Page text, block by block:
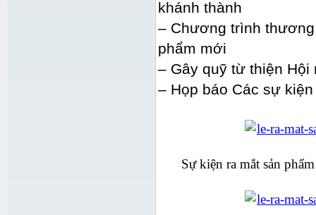
khánh thành
– Chương trình
phẩm mới
– Gây quỹ từ thiện Hội
– Họp báo Các sự
Sự kiện ra mắt sản